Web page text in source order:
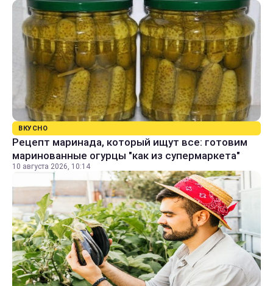
ВКУСНО
Рецепт маринада, который ищут все: готовим
маринованные огурцы "как из супермаркета"
10 августа 2026, 10:14